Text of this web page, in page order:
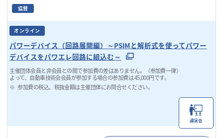
協賛
オンライン
パワーデバイス（回路展開編）～PSIMと解析式を使ってパワー
デバイスをパワエレ回路に組込む～
主催団体会員と非会員との間で参加費の差はありません。（参加費一律）
よって、自動車技術会会員が参加する場合の参加費は 45,000円です。
参加費の税込、税抜金額は主催団体にお問合せください。
講演会